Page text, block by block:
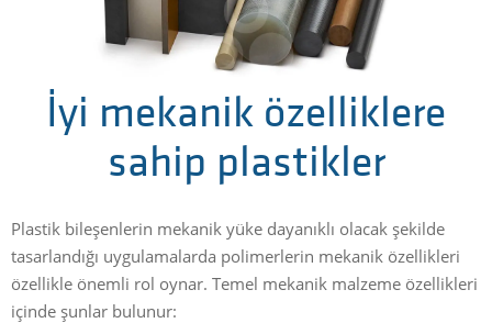
İyi mekanik özelliklere
sahip plastikler
Plastik bileşenlerin mekanik yüke dayanıklı olacak şekilde
tasarlandığı uygulamalarda polimerlerin mekanik özellikleri
özellikle önemli rol oynar. Temel mekanik malzeme özellikleri
içinde şunlar bulunur: